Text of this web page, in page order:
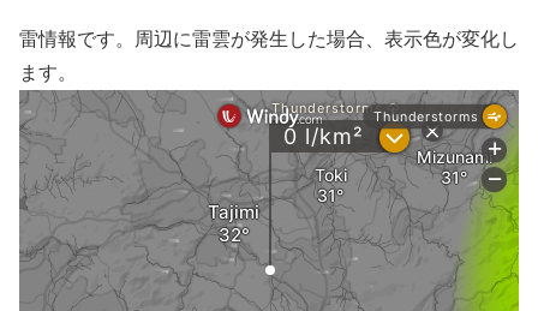
雷情報です。周辺に雷雲が発生した場合、表示色が変化し
ます。